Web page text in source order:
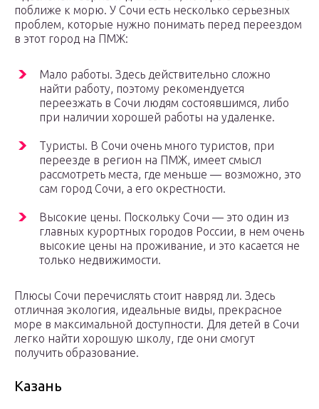
поближе к морю. У Сочи есть несколько серьезных
проблем, которые нужно понимать перед переездом
в этот город на ПМЖ:
Мало работы. Здесь действительно сложно
найти работу, поэтому рекомендуется
переезжать в Сочи людям состоявшимся, либо
при наличии хорошей работы на удаленке.
Туристы. В Сочи очень много туристов, при
переезде в регион на ПМЖ, имеет смысл
рассмотреть места, где меньше — возможно, это
сам город Сочи, а его окрестности.
Высокие цены. Поскольку Сочи — это один из
главных курортных городов России, в нем очень
высокие цены на проживание, и это касается не
только недвижимости.
Плюсы Сочи перечислять стоит навряд ли. Здесь
отличная экология, идеальные виды, прекрасное
море в максимальной доступности. Для детей в Сочи
легко найти хорошую школу, где они смогут
получить образование.
Казань